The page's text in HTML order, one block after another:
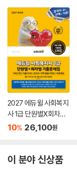
2027 에듀윌 사회복지
사 1급 단원별X회차별
기출문제집+무료특강
10% 26,100원
이 분야 신상품